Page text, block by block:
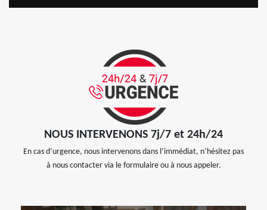
NOUS INTERVENONS 7j/7 et 24h/24
En cas d’urgence, nous intervenons dans l’immédiat, n’hésitez pas
à nous contacter via le formulaire ou à nous appeler.